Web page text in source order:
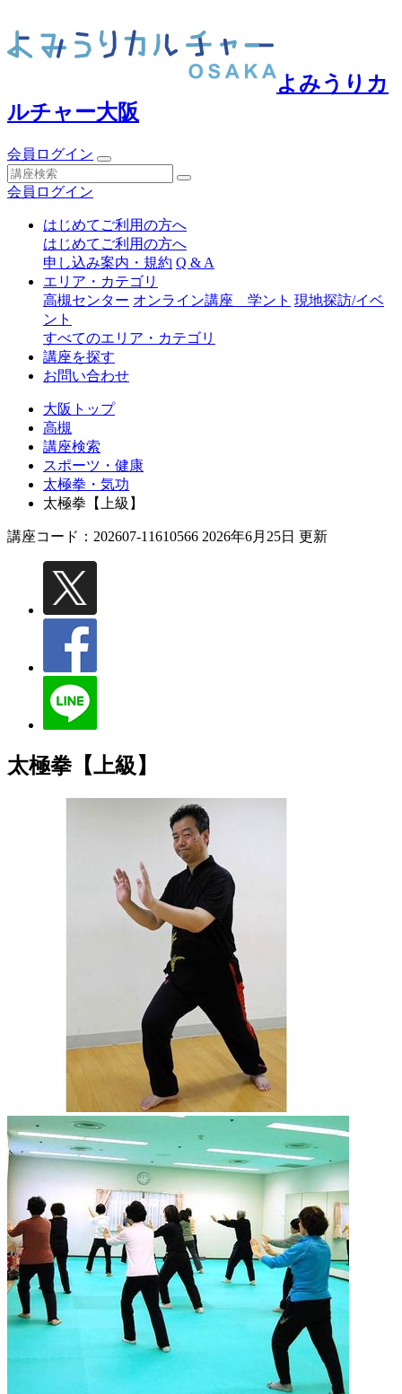
よみうりカ
ルチャー大阪
会員ログイン
会員ログイン
はじめてご利用の方へ
はじめてご利用の方へ
申し込み案内・規約 Q & A
エリア・カテゴリ
高槻センター オンライン講座 学ント 現地探訪/イベ
ント
すべてのエリア・カテゴリ
講座を探す
お問い合わせ
大阪トップ
高槻
講座検索
スポーツ・健康
太極拳・気功
太極拳【上級】
講座コード：202607-11610566 2026年6月25日 更新
太極拳【上級】